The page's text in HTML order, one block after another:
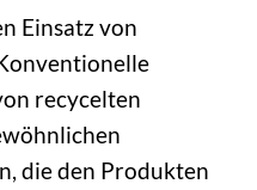
Einsatz von
recycelten
die den Produkten